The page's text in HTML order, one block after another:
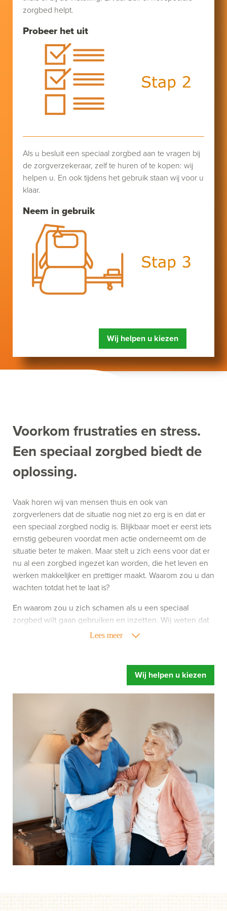
Probeer het uit
zorgbed helpt.
Neem in gebruik
Als u besluit een speciaal zorgbed aan te vragen bij
de zorgverzekeraar, zelf te huren of te kopen: wij
helpen u. En ook tijdens het gebruik staan wij voor u
klaar.
Wij helpen u kiezen
Voorkom frustraties en stress.
Een speciaal zorgbed biedt de
oplossing.
Vaak horen wij van mensen thuis en ook van
zorgverleners dat de situatie nog niet zo erg is en dat er
een speciaal zorgbed nodig is. Blijkbaar moet er eerst iets
ernstig gebeuren voordat men actie onderneemt om de
situatie beter te maken. Maar stelt u zich eens voor dat er
nu al een zorgbed ingezet kan worden, die het leven en
werken makkelijker en prettiger maakt. Waarom zou u dan
wachten totdat het te laat is?
Lees meer
En waarom zou u zich schamen als u een speciaal
zorgbed wilt gaan gebruiken en inzetten. Wij weten dat
het gebruik van zorghulpmiddelen niet altijd leuk is,
zorgbed doet, maar richt u vooral op wat een speciaal
zorgbed u oplevert. Meer ontspanning, u voelt zich fitter
en een betere begeleiding.
Mensen hebben snel de neiging om te zeggen dat hun
bed wel prima is.
Of dat de instelling al over eigen
zorgbedden beschikt. Gelukkig maar zeggen wij dan,
maar legt u zich er niet te snel bij neer als uw situatie net
even anders is. Een speciaal zorgbed gaat namelijk veel
verder dan een standaard bed. Het bed is zo ingesteld dat
het kan draaien, kantelen en rechtop kan staan.
Afgestemd op de behoefte van het moment, zodat het de
zorghandelingen makkelijker en prettiger maakt. Dus start
uw aanvraag en wij helpen u op weg. Zonder dat iets
moet en zonder directe verplichtingen.
Als u er over nadenkt om een speciaal zorgbed te gaan
zorgbed langer thuis kunnen blijven wonen. De
Wij helpen u kiezen